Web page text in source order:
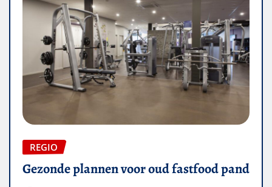
REGIO
Gezonde plannen voor oud fastfood pand